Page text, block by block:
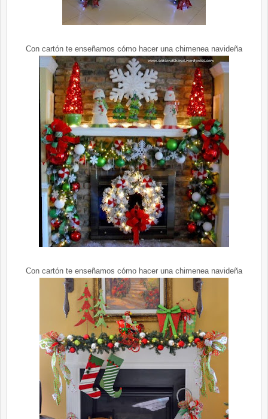
Con cartón te enseñamos cómo hacer una chimenea navideña
Con cartón te enseñamos cómo hacer una chimenea navideña